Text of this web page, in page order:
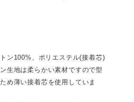
ン100%、ポリエステル(接着芯)
生地は柔らかい素材ですので型
め薄い接着芯を使用していま